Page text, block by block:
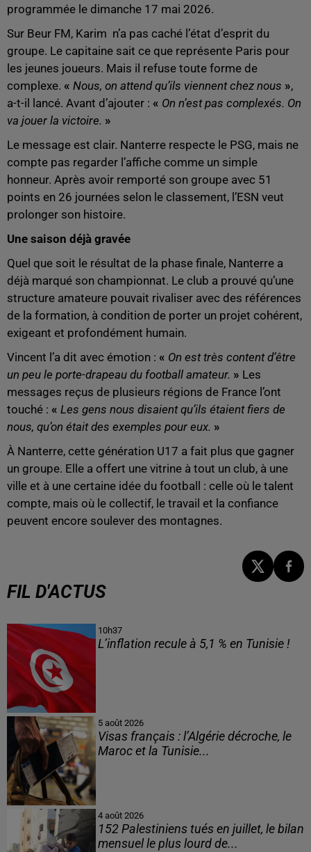
programmée le dimanche 17 mai 2026.
Sur Beur FM, Karim n’a pas caché l’état d’esprit du
groupe. Le capitaine sait ce que représente Paris pour
les jeunes joueurs. Mais il refuse toute forme de
complexe. « Nous, on attend qu’ils viennent chez nous »,
a-t-il lancé. Avant d’ajouter : « On n’est pas complexés. On
va jouer la victoire. »
Le message est clair. Nanterre respecte le PSG, mais ne
compte pas regarder l’affiche comme un simple
honneur. Après avoir remporté son groupe avec 51
points en 26 journées selon le classement, l’ESN veut
prolonger son histoire.
Une saison déjà gravée
Quel que soit le résultat de la phase finale, Nanterre a
déjà marqué son championnat. Le club a prouvé qu’une
structure amateure pouvait rivaliser avec des références
de la formation, à condition de porter un projet cohérent,
exigeant et profondément humain.
Vincent l’a dit avec émotion : « On est très content d’être
un peu le porte-drapeau du football amateur. » Les
messages reçus de plusieurs régions de France l’ont
touché : « Les gens nous disaient qu’ils étaient fiers de
nous, qu’on était des exemples pour eux. »
À Nanterre, cette génération U17 a fait plus que gagner
un groupe. Elle a offert une vitrine à tout un club, à une
ville et à une certaine idée du football : celle où le talent
compte, mais où le collectif, le travail et la confiance
peuvent encore soulever des montagnes.
FIL D'ACTUS
10h37
L’inflation recule à 5,1 % en Tunisie !
5 août 2026
Visas français : l’Algérie décroche, le
Maroc et la Tunisie...
4 août 2026
152 Palestiniens tués en juillet, le bilan
mensuel le plus lourd de...